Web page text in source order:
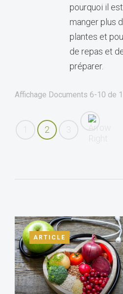
pourquoi il
manger plus
plantes et
de repas et
préparer.
Affichage Documents 6-10 de
2
ARTICLE